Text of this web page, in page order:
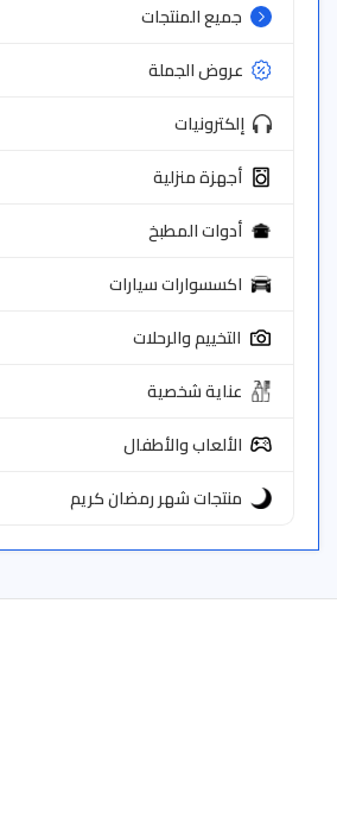
جميع المنتجات
عروض الجملة
إلكترونيات
أجهزة منزلية
أدوات المطبخ
اكسسوارات سيارات
التخييم والرحلات
عناية شخصية
الألعاب والأطفال
منتجات شهر رمضان كريم